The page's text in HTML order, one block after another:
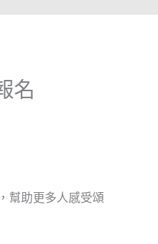
名
幫助更多人感受頌